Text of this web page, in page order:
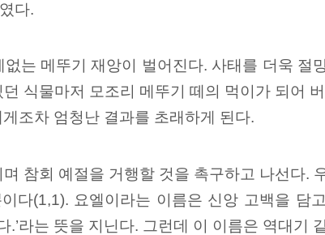
다.
는 메뚜기 재앙이 벌어진다. 사태를 더욱 절
식물마저 모조리 메뚜기 떼의 먹이가 되어
조차 엄청난 결과를 초래하게 된다.
참회 예절을 거행할 것을 촉구하고 나선다.
다(1,1). 요엘이라는 이름은 신앙 고백을 담
.’라는 뜻을 지닌다. 그런데 이 이름은 역대기